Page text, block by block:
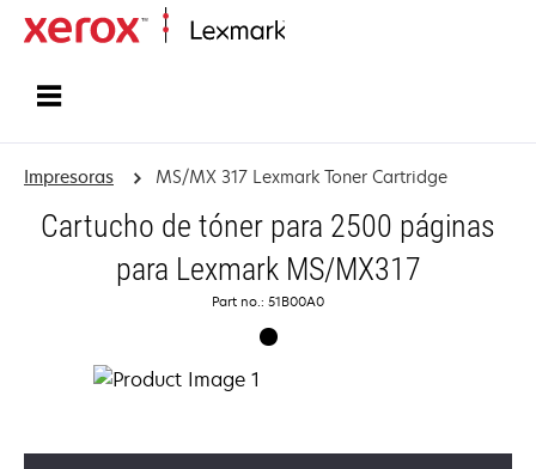
Impresoras MS/MX 317 Lexmark Toner Cartridge
Cartucho de tóner para 2500 páginas
para Lexmark MS/MX317
Part no.: 51B00A0